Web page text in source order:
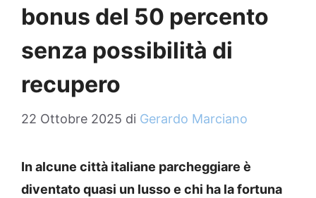
bonus del 50 percento
senza possibilità di
recupero
22 Ottobre 2025 di Gerardo Marciano
In alcune città italiane parcheggiare è
diventato quasi un lusso e chi ha la fortuna